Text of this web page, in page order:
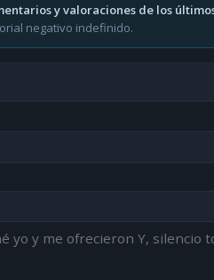
y valoraciones de los
negativo indefinido.